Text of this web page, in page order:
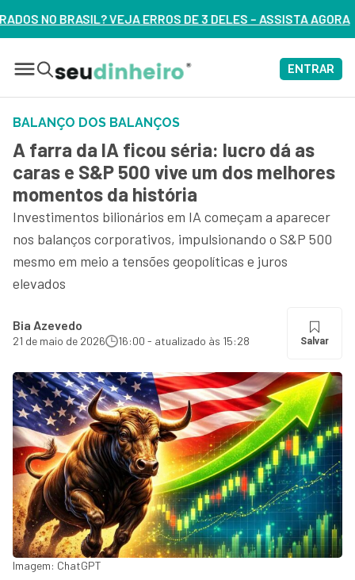
DE 3 DELES – ASSISTA AGORA
ENTRAR
BALANÇO DOS BALANÇOS
A farra da IA ficou séria: lucro dá as
caras e S&P 500 vive um dos melhores
momentos da história
Investimentos bilionários em IA começam a aparecer
nos balanços corporativos, impulsionando o S&P 500
mesmo em meio a tensões geopolíticas e juros
elevados
Bia Azevedo
21 de maio de 2026 16:00 - atualizado às 15:28 Salvar
Imagem: ChatGPT